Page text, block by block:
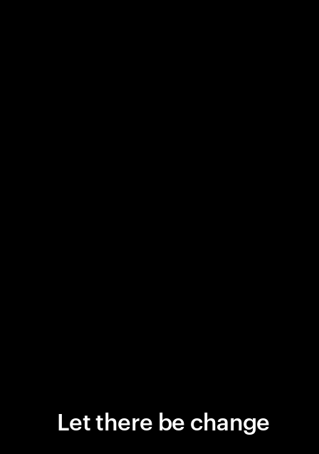
Let there be change